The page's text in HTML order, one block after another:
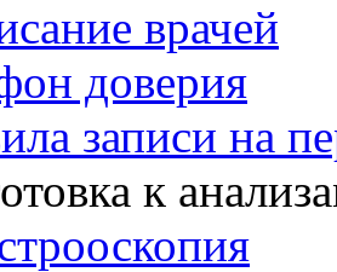
врачей
доверия
записи на
к